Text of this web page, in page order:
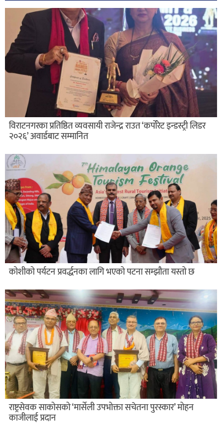
विराटनगरका प्रतिष्ठित व्यवसायी राजेन्द्र राउत ‘कर्पोरेट इन्डस्ट्री लिडर
२०२६’ अवार्डबाट सम्मानित
कोशीको पर्यटन प्रवर्द्धनका लागि भएको पटना सम्झौता यस्तो छ
राष्ट्रसेवक साकोसको ‘मार्सेली उपभोक्ता सचेतना पुरस्कार’ मोहन
काजीलाई प्रदान